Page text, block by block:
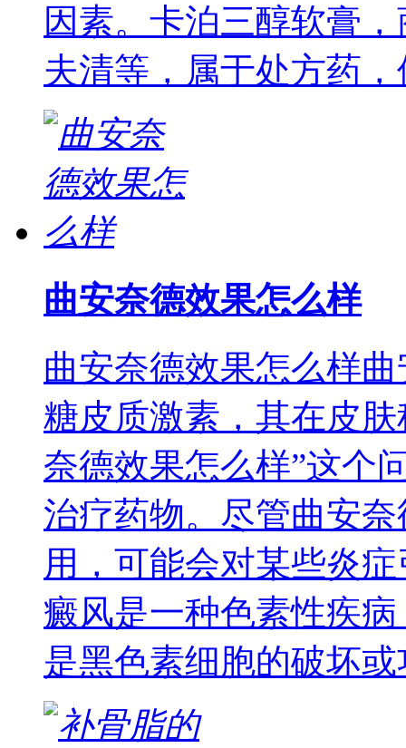
因素。卡泊三醇软膏
夫清等，属于处方药，
曲安奈德效果怎么样
曲安奈德效果怎么样
糖皮质激素，其在皮
奈德效果怎么样”这个
治疗药物。尽管曲安
用，可能会对某些炎
癜风是一种色素性疾
是黑色素细胞的破坏